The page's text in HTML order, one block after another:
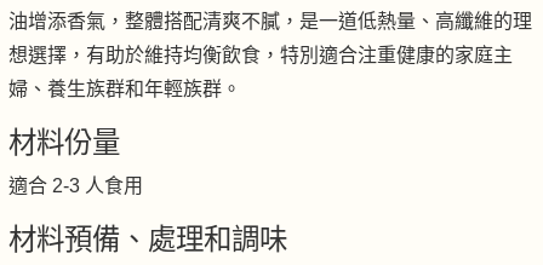
油增添香氣，整體搭配清爽不膩，是一道低熱量、高纖維的理
想選擇，有助於維持均衡飲食，特別適合注重健康的家庭主
婦、養生族群和年輕族群。
材料份量
適合 2-3 人食用
材料預備、處理和調味